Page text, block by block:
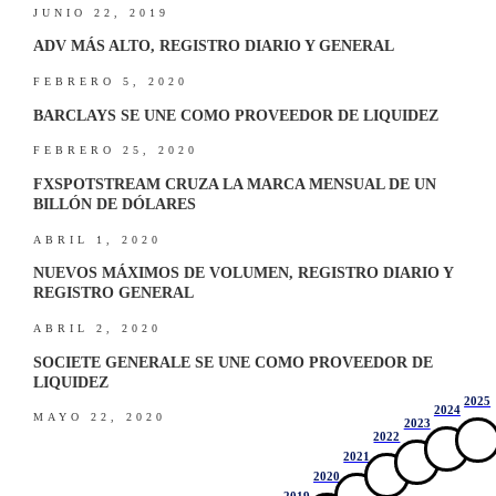
JUNIO 22, 2019
ADV MÁS ALTO, REGISTRO DIARIO Y GENERAL
FEBRERO 5, 2020
BARCLAYS SE UNE COMO PROVEEDOR DE LIQUIDEZ
FEBRERO 25, 2020
FXSPOTSTREAM CRUZA LA MARCA MENSUAL DE UN
BILLÓN DE DÓLARES
ABRIL 1, 2020
NUEVOS MÁXIMOS DE VOLUMEN, REGISTRO DIARIO Y
REGISTRO GENERAL
ABRIL 2, 2020
SOCIETE GENERALE SE UNE COMO PROVEEDOR DE
LIQUIDEZ
MAYO 22, 2020
2020
2021
2022
2023
2024
2025